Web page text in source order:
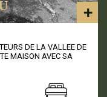
DE LA VALLEE DE
MAISON AVEC SA